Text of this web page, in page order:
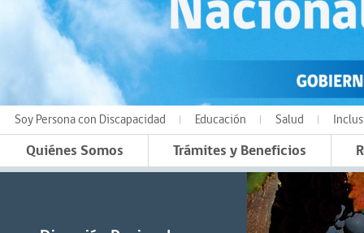
Soy Persona con Discapacidad Educación Salud
Quiénes Somos Trámites y Beneficios